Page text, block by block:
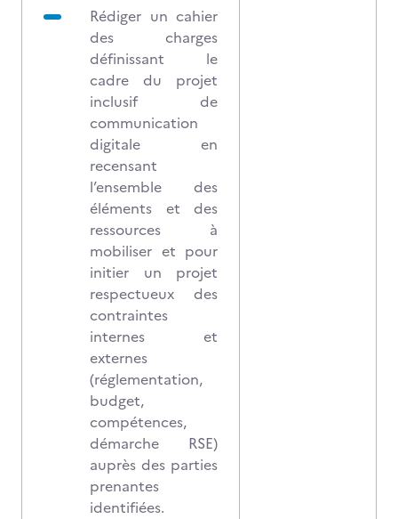
Rédiger un cahier
des charges
définissant le
cadre du projet
inclusif de
communication
digitale en
recensant
l’ensemble des
éléments et des
ressources à
mobiliser et pour
initier un projet
respectueux des
contraintes
internes et
externes
(réglementation,
budget,
compétences,
démarche RSE)
auprès des parties
prenantes
identifiées.